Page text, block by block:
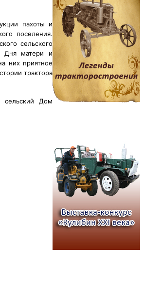
пахоты и
поселения.
сельского
Дня матери и
них приятное
трактора
сельский Дом